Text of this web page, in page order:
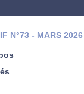
N°73 - MARS 2026